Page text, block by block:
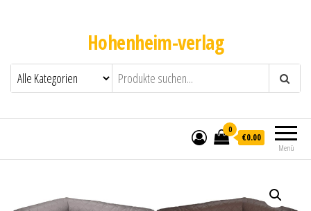
Hohenheim-verlag
Menü
0
€0.00